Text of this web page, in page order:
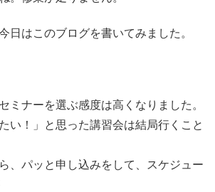
日はこのブログを書いてみました。
ミナーを選ぶ感度は高くなりました。
い！」と思った講習会は結局行くこと
、パッと申し込みをして、スケジュー